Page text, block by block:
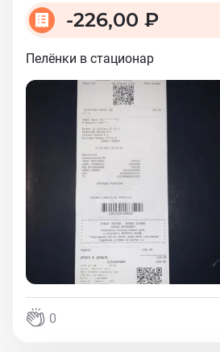
-226,00 ₽
Пелёнки в стационар
0